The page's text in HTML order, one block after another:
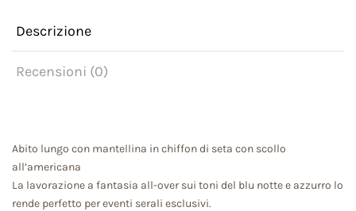
Descrizione
Recensioni (0)
Abito lungo con mantellina in chiffon di seta con scollo
all’americana
La lavorazione a fantasia all-over sui toni del blu notte e azzurro lo
rende perfetto per eventi serali esclusivi.